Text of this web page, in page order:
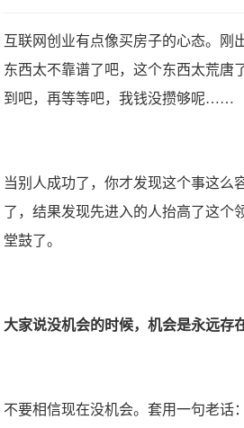
互联网创业有点像买房子的心态。刚
东西太不靠谱了吧，这个东西太荒唐
到吧，再等等吧，我钱没攒够呢……
当别人成功了，你才发现这个事这么
了，结果发现先进入的人抬高了这个
堂鼓了。
大家说没机会的时候，机会是永远存
不要相信现在没机会。套用一句老话